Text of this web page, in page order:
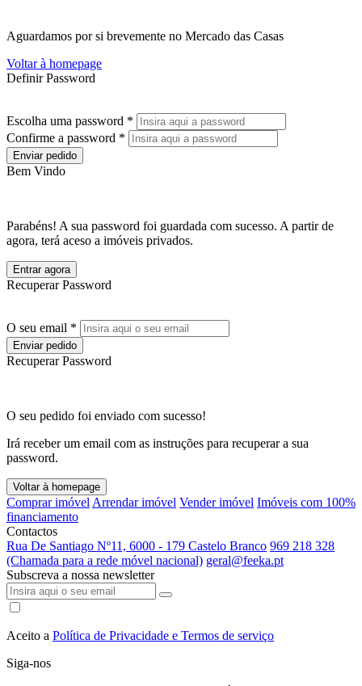
Aguardamos por si brevemente no Mercado das Casas
Voltar à homepage
Definir Password
Escolha uma password *
Confirme a password *
Enviar pedido
Bem Vindo
Parabéns! A sua password foi guardada com sucesso. A partir de
agora, terá aceso a imóveis privados.
Entrar agora
Recuperar Password
O seu email *
Enviar pedido
Recuperar Password
O seu pedido foi enviado com sucesso!
Irá receber um email com as instruções para recuperar a sua
password.
Voltar à homepage
Comprar imóvel Arrendar imóvel Vender imóvel Imóveis com 100%
financiamento
Contactos
Rua De Santiago Nº11, 6000 - 179 Castelo Branco 969 218 328
(Chamada para a rede móvel nacional) geral@feeka.pt
Subscreva a nossa newsletter
Aceito a Política de Privacidade e Termos de serviço
Siga-nos